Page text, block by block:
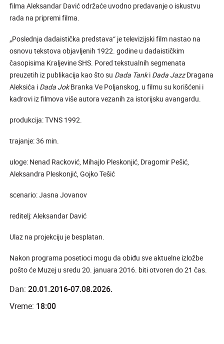
filma Aleksandar Davić održaće uvodno predavanje o iskustvu
rada na pripremi filma.
„Poslednja dadaistička predstava“ je televizijski film nastao na
osnovu tekstova objavljenih 1922. godine u dadaističkim
časopisima Kraljevine SHS. Pored tekstualnih segmenata
preuzetih iz publikacija kao što su Dada Tanki Dada JazzDragana
Aleksića i Dada JokBranka Ve Poljanskog, u filmu su korišćeni i
kadrovi iz filmova više autora vezanih za istorijsku avangardu.
produkcija: TVNS 1992.
trajanje: 36 min.
uloge: Nenad Racković, Mihajlo Pleskonjić, Dragomir Pešić,
Aleksandra Pleskonjić, Gojko Tešić
scenario: Jasna Jovanov
reditelj: Aleksandar Davić
Ulaz na projekciju je besplatan.
Nakon programa posetioci mogu da obiđu sve aktuelne izložbe
pošto će Muzej u sredu 20. januara 2016. biti otvoren do 21 čas.
Dan:20.01.2016-07.08.2026.
Vreme: 18:00